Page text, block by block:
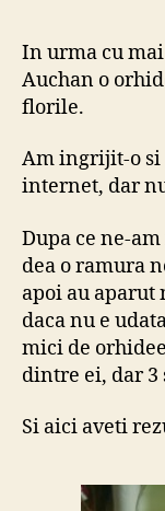
In urma cu
Auchan o
florile.
Am ingrijit-o si
internet, dar
Dupa ce ne-
dea o ramura
apoi au aparut
daca nu e
mici de orhidee
dintre ei, dar 3
Si aici aveti